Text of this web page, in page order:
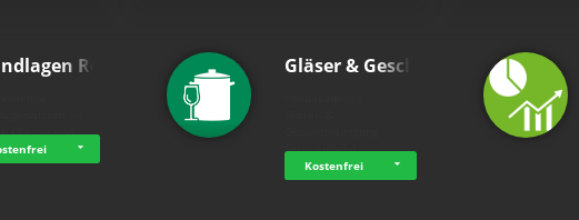
Rein…
Chemie und …
Gläser & Geschi…
Servicemodul
Kostenfrei